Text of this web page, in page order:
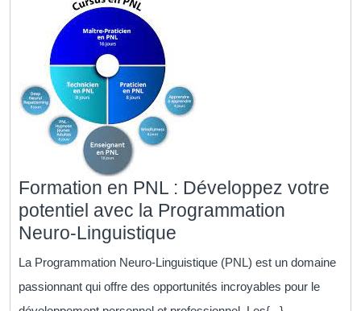
Succès
Organisationnel
Formation en PNL : Développez votre
potentiel avec la Programmation
Neuro-Linguistique
en
PNL
La Programmation Neuro-Linguistique (PNL) est un domaine
passionnant qui offre des opportunités incroyables pour le